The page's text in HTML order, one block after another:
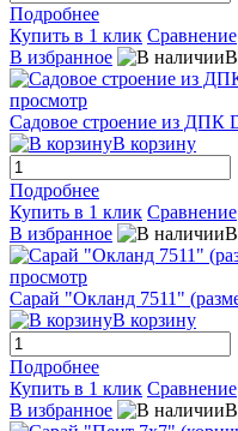
Подробнее
Купить в 1 клик Сравнение
В избранное
просмотр
Садовое строение из ДПК
В корзину
Подробнее
Купить в 1 клик Сравнение
В избранное
просмотр
Сарай "Окланд 7511"
В корзину
Подробнее
Купить в 1 клик Сравнение
В избранное